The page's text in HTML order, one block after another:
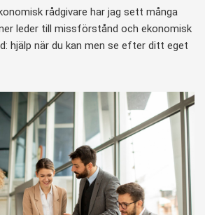
rådgivare har jag sett många
leder till missförstånd och ekonomisk
hjälp när du kan men se efter ditt eget